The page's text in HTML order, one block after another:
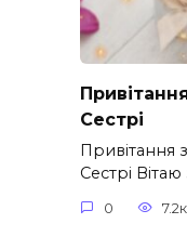
Сестрі
Сестрі Вітаю
0 7.2к.